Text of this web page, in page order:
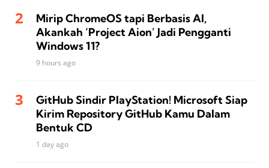
Mirip ChromeOS tapi Berbasis AI,
Akankah ‘Project Aion’ Jadi Pengganti
Windows 11?
9 hours ago
GitHub Sindir PlayStation! Microsoft Siap
Kirim Repository GitHub Kamu Dalam
Bentuk CD
1 day ago